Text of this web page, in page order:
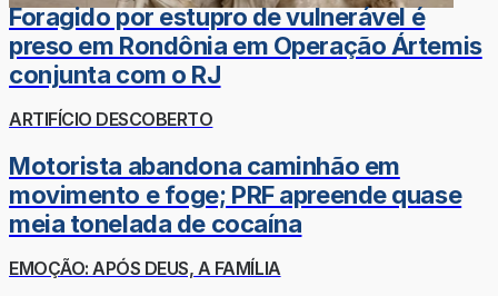
Foragido por estupro de vulnerável é
preso em Rondônia em Operação Ártemis
conjunta com o RJ
ARTIFÍCIO DESCOBERTO
Motorista abandona caminhão em
movimento e foge; PRF apreende quase
meia tonelada de cocaína
EMOÇÃO: APÓS DEUS, A FAMÍLIA